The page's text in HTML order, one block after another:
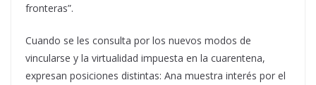
fronteras”.
Cuando se les consulta por los nuevos modos de
vincularse y la virtualidad impuesta en la cuarentena,
expresan posiciones distintas: Ana muestra interés por el